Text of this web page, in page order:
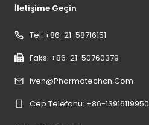
İletişime Geçin
Tel: +86-21-58716151
Faks: +86-21-50760379
Iven@pharmatechcn.com
Cep Telefonu: +86-13916119950